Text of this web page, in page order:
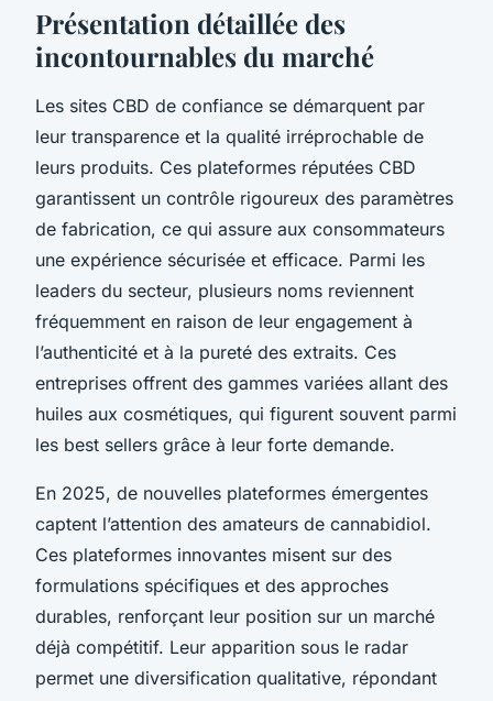
Présentation détaillée des
incontournables du marché
Les sites CBD de confiance se démarquent par
leur transparence et la qualité irréprochable de
leurs produits. Ces plateformes réputées CBD
garantissent un contrôle rigoureux des paramètres
de fabrication, ce qui assure aux consommateurs
une expérience sécurisée et efficace. Parmi les
leaders du secteur, plusieurs noms reviennent
fréquemment en raison de leur engagement à
l’authenticité et à la pureté des extraits. Ces
entreprises offrent des gammes variées allant des
huiles aux cosmétiques, qui figurent souvent parmi
les best sellers grâce à leur forte demande.
En 2025, de nouvelles plateformes émergentes
captent l’attention des amateurs de cannabidiol.
Ces plateformes innovantes misent sur des
formulations spécifiques et des approches
durables, renforçant leur position sur un marché
déjà compétitif. Leur apparition sous le radar
permet une diversification qualitative, répondant